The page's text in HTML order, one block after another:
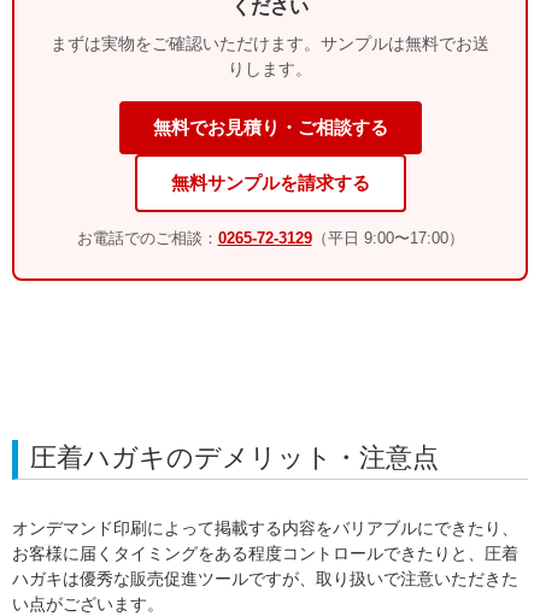
ください
まずは実物をご確認いただけます。サンプルは無料でお送
りします。
無料でお見積り・ご相談する
無料サンプルを請求する
お電話でのご相談： 0265-72-3129（平日 9:00〜17:00）
圧着ハガキのデメリット・注意点
オンデマンド印刷によって掲載する内容をバリアブルにできたり、
お客様に届くタイミングをある程度コントロールできたりと、圧着
ハガキは優秀な販売促進ツールですが、取り扱いで注意いただきた
い点がございます。